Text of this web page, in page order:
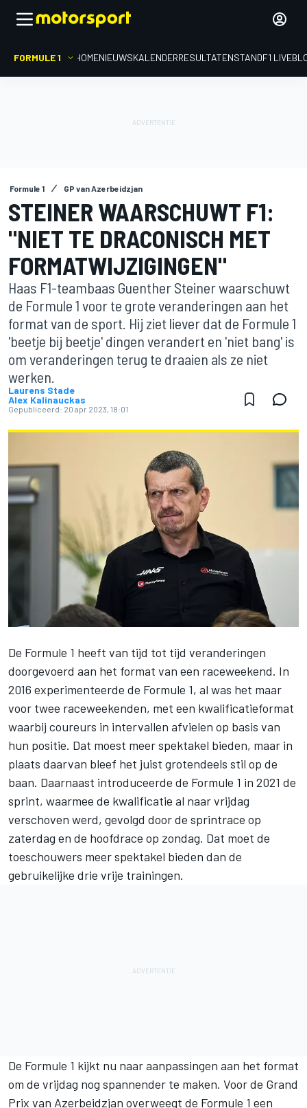
FORMULE 1 HOMENIEUWSKALENDERRESULTATENSTANDF1
Formule 1 GP van Azerbeidzjan
STEINER WAARSCHUWT F1:
"NIET TE DRACONISCH MET
FORMATWIJZIGINGEN"
Haas F1-teambaas Guenther Steiner waarschuwt
de Formule 1 voor te grote veranderingen aan het
format van de sport. Hij ziet liever dat de Formule 1
'beetje bij beetje' dingen verandert en 'niet bang' is
om veranderingen terug te draaien als ze niet
werken.
Laurens Stade
Alex Kalinauckas
Gepubliceerd: 20 apr 2023, 18:01
De Formule 1 heeft van tijd tot tijd veranderingen
doorgevoerd aan het format van een raceweekend. In
2016 experimenteerde de Formule 1, al was het maar
voor twee raceweekenden, met een kwalificatieformat
waarbij coureurs in intervallen afvielen op basis van
hun positie. Dat moest meer spektakel bieden, maar in
plaats daarvan bleef het juist grotendeels stil op de
baan. Daarnaast introduceerde de Formule 1 in 2021 de
sprint, waarmee de kwalificatie al naar vrijdag
verschoven werd, gevolgd door de sprintrace op
zaterdag en de hoofdrace op zondag. Dat moet de
toeschouwers meer spektakel bieden dan de
gebruikelijke drie vrije trainingen.
De Formule 1 kijkt nu naar aanpassingen aan het format
om de vrijdag nog spannender te maken. Voor de Grand
Prix van Azerbeidzjan overweegt de Formule 1 een